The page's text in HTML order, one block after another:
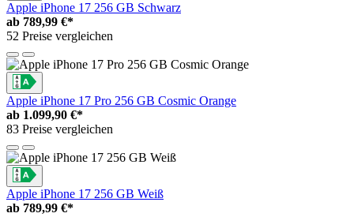
Apple iPhone 17 256 GB Schwarz
ab 789,99 €*
52 Preise vergleichen
Apple iPhone 17 Pro 256 GB Cosmic Orange
ab 1.099,90 €*
83 Preise vergleichen
Apple iPhone 17 256 GB Weiß
ab 789,99 €*